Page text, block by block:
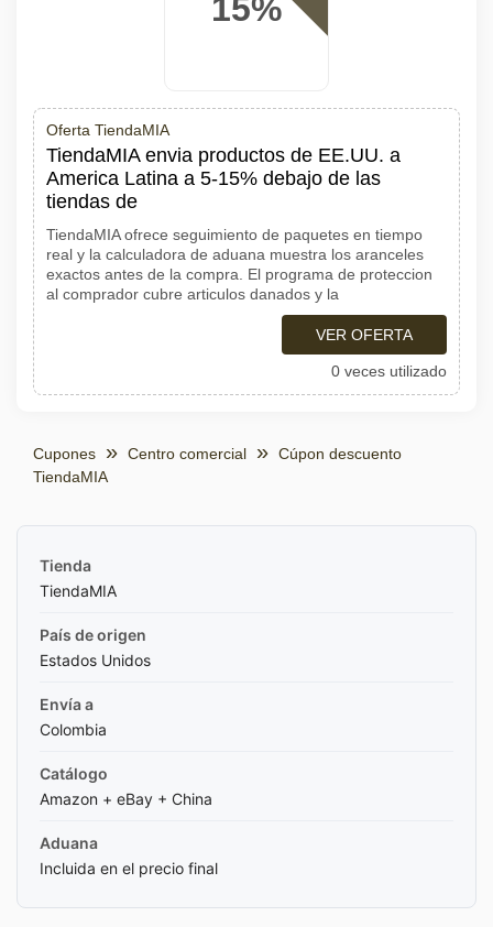
15%
Oferta TiendaMIA
TiendaMIA envia productos de EE.UU. a
America Latina a 5-15% debajo de las
tiendas de
TiendaMIA ofrece seguimiento de paquetes en tiempo
real y la calculadora de aduana muestra los aranceles
exactos antes de la compra. El programa de proteccion
al comprador cubre articulos danados y la
VER OFERTA
0 veces utilizado
Cupones Centro comercial
Cúpon descuento
TiendaMIA
Tienda
TiendaMIA
País de origen
Estados Unidos
Envía a
Colombia
Catálogo
Amazon + eBay + China
Aduana
Incluida en el precio final